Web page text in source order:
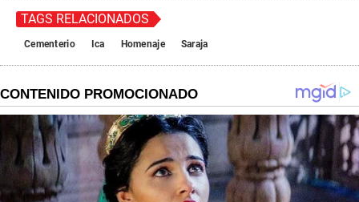
TAGS RELACIONADOS
Cementerio Ica Homenaje Saraja